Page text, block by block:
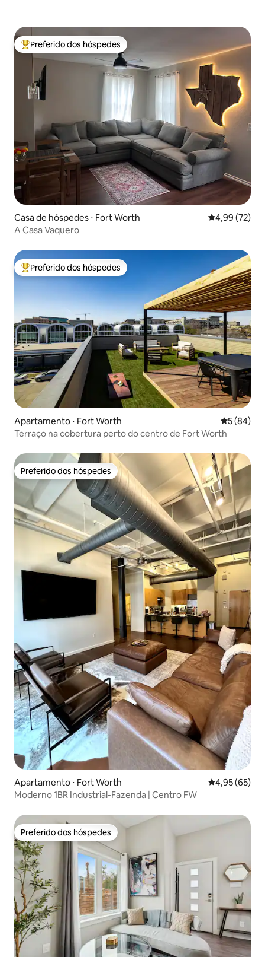
Entre os melhores preferidos dos hóspedes
Preferido dos hóspedes
Casa de hóspedes ⋅ Fort Worth 4,99 de uma
4,99 (72)
A Casa Vaquero
Entre os melhores preferidos dos hóspedes
Preferido dos hóspedes
Apartamento ⋅ Fort Worth 5 de uma
5 (84)
Terraço na cobertura perto do centro de Fort Worth
Preferido dos hóspedes
Preferido dos hóspedes
Apartamento ⋅ Fort Worth 4,95 de uma
4,95 (65)
Moderno 1BR Industrial-Fazenda | Centro FW
Preferido dos hóspedes
Preferido dos hóspedes